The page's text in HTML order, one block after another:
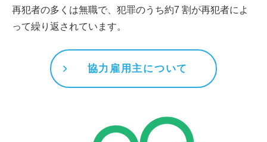
再犯者の多くは無職で、犯罪のうち約7 割が再犯者によ
って繰り返されています。
協力雇用主について